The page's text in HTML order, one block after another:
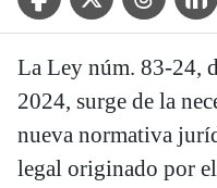
La Ley núm. 83-24,
2024, surge de la
nueva normativa
legal originado por